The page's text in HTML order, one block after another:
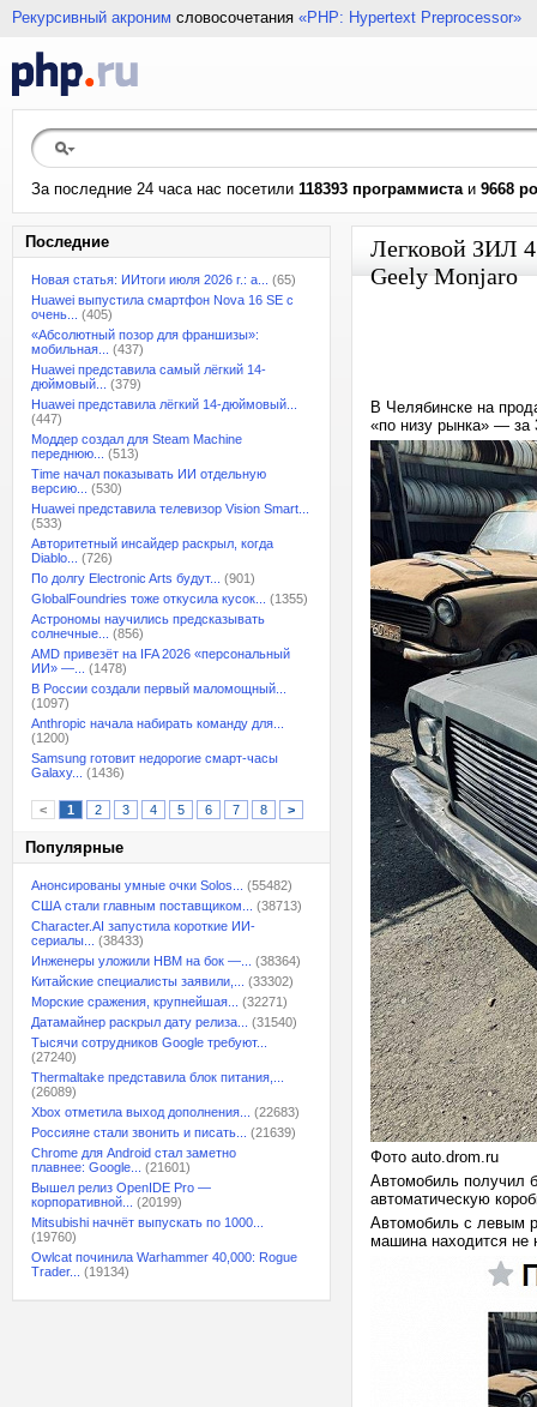
Рекурсивный акроним словосочетания «PHP: Hypertext Preprocessor»
За последние 24 часа нас посетили 118393 программистаи 9668
Последние
Новая статья: ИИтоги июля 2026 г.: а...
(65)
Huawei выпустила смартфон Nova 16 SE с
очень...
(405)
«Абсолютный позор для франшизы»:
мобильная...
(437)
Huawei представила самый лёгкий 14-
дюймовый...
(379)
Huawei представила лёгкий 14-дюймовый...
(447)
Моддер создал для Steam Machine
переднюю...
(513)
Time начал показывать ИИ отдельную
версию...
(530)
Huawei представила телевизор Vision Smart...
(533)
Авторитетный инсайдер раскрыл, когда
Diablo...
(726)
По долгу Electronic Arts будут...
(901)
GlobalFoundries тоже откусила кусок...
(1355)
Астрономы научились предсказывать
солнечные...
(856)
AMD привезёт на IFA 2026 «персональный
ИИ» —...
(1478)
В России создали первый маломощный...
(1097)
Anthropic начала набирать команду для...
(1200)
Samsung готовит недорогие смарт-часы
Galaxy...
(1436)
< 1 2 3 4 5 6 7 8 >
Популярные
Анонсированы умные очки Solos...
(55482)
США стали главным поставщиком...
(38713)
Character.AI запустила короткие ИИ-
сериалы...
(38433)
Инженеры уложили HBM на бок —...
(38364)
Китайские специалисты заявили,...
(33302)
Морские сражения, крупнейшая...
(32271)
Датамайнер раскрыл дату релиза...
(31540)
Тысячи сотрудников Google требуют...
(27240)
Thermaltake представила блок питания,...
(26089)
Xbox отметила выход дополнения...
(22683)
Россияне стали звонить и писать...
(21639)
Chrome для Android стал заметно
плавнее: Google...
(21601)
Вышел релиз OpenIDE Pro —
корпоративной...
(20199)
Mitsubishi начнёт выпускать по 1000...
(19760)
Owlcat починила Warhammer 40,000: Rogue
Trader...
(19134)
Легковой ЗИЛ
Geely Monjaro
В Челябинске на
«по низу рынка» — за
Фото auto.drom.ru
Автомобиль получил
автоматическую
Автомобиль с левым
машина находится не